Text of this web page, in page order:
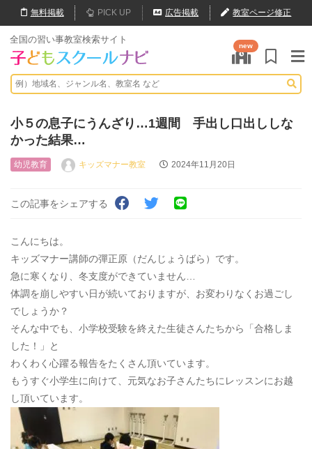
無料掲載 PICK UP 広告掲載 教室ページ修正
全国の習い事教室検索サイト
new
小５の息子にうんざり…1週間 手出し口出ししな
かった結果…
幼児教育 キッズマナー教室 2024年11月20日
この記事をシェアする
こんにちは。
キッズマナー講師の彈正原（だんじょうばら）です。
急に寒くなり、冬支度ができていません…
体調を崩しやすい日が続いておりますが、お変わりなくお過ごし
でしょうか？
そんな中でも、小学校受験を終えた生徒さんたちから「合格しま
した！」と
わくわく心躍る報告をたくさん頂いています。
もうすぐ小学生に向けて、元気なお子さんたちにレッスンにお越
し頂いています。